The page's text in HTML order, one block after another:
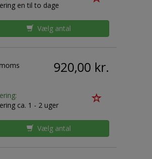
en til to dage
Vælg antal
920,00 kr.
ca. 1 - 2 uger
Vælg antal